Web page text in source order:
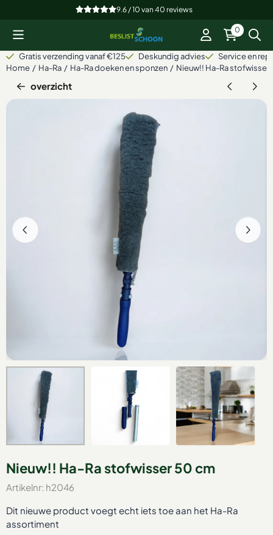
Cookievoorkeuren zijn beschikbaar. Kies instellingen of sta
9.6 / 10 van40 reviews
0
Gratis verzending vanaf €125 Deskundig advies
Service en
Home / Ha-Ra / Ha-Ra doeken en sponzen / Nieuw!! Ha-Ra stofwisser
overzicht
Nieuw!! Ha-Ra stofwisser 50 cm
Artikelnr: h2046
Dit nieuwe product voegt echt iets toe aan het Ha-Ra
assortiment